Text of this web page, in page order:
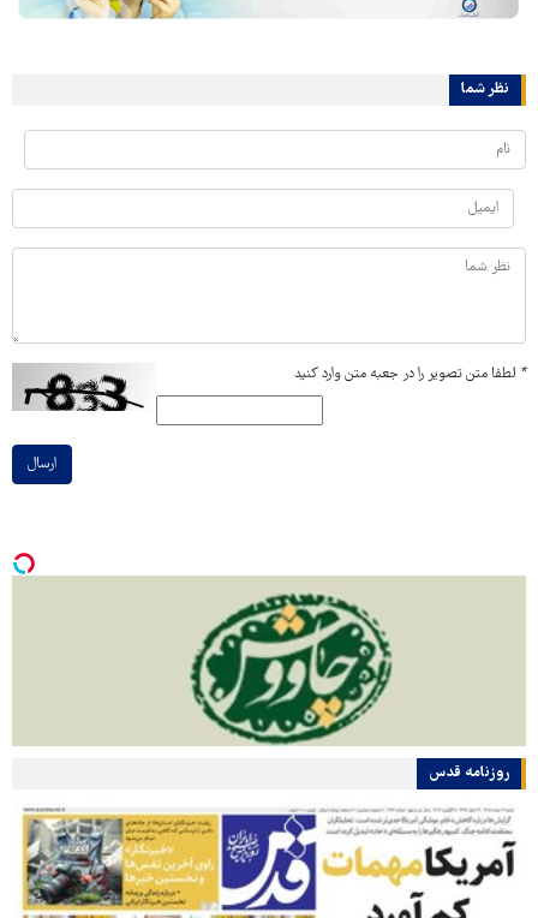
نظر شما
* لطفا متن تصویر را در جعبه متن وارد کنید
ارسال
روزنامه قدس